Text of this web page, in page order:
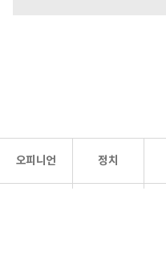
오피니언 정치